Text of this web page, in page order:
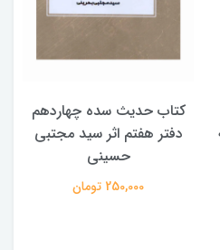
کتاب آفاق الولایه فی فقه
الامامه (2 جلدی)
950,000 تومان